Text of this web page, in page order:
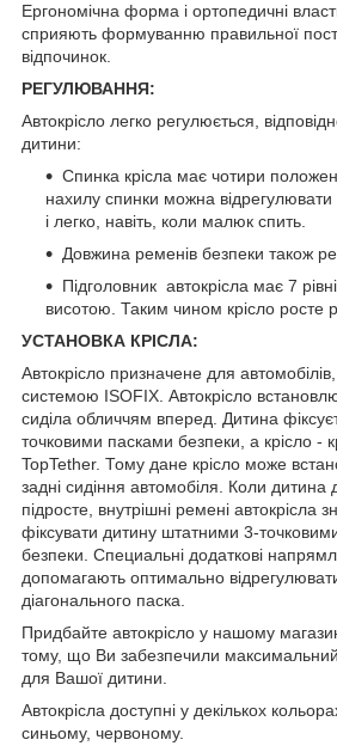
Ергономічна форма і ортопедичні
сприяють формуванню правильної
відпочинок.
РЕГУЛЮВАННЯ:
Автокрісло легко регулюється,
дитини:
Спинка крісла має чотири
нахилу спинки можна
і легко, навіть, коли малюк спить.
Довжина ременів безпеки також
Підголовник автокрісла має 7
висотою. Таким чином крісло росте
УСТАНОВКА КРІСЛА:
Автокрісло призначене для
системою ISOFIX. Автокрісло
сиділа обличчям вперед. Дитина
точковими пасками безпеки, а крісло -
TopTether. Тому дане крісло може
задні сидіння автомобіля. Коли дитина
підросте, внутрішні ремені автокрісла
фіксувати дитину штатними 3-
безпеки. Специальні додаткові
допомагають оптимально
діагонального паска.
Придбайте автокрісло у нашому
тому, що Ви забезпечили
для Вашої дитини.
Автокрісла доступні у декількох
синьому, червоному.